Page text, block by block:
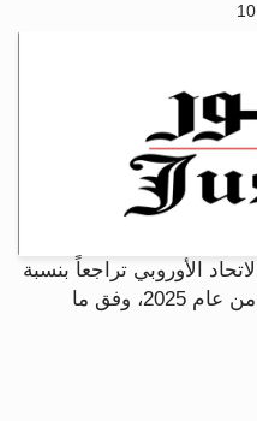
الأوروبي تراجعاً بنسبة
23 في المئة خلال النصف الأول من عام 2025، وفق ما